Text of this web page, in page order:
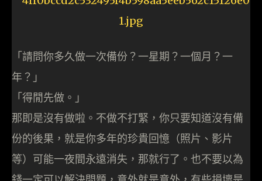
「請問你多久做一次備份？一星期？一個月？一
年？」
「得閒先做。」
那即是沒有做啦。不做不打緊，你只要知道沒有備
份的後果，就是你多年的珍貴回憶（照片、影片
等）可能一夜間永遠消失，那就行了。也不要以為